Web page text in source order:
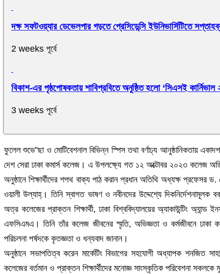
দক্ষ সফটওয়্যার ডেভেলপার গড়তে প্রেসিডেন্সি ইউনিভার্সিটিতে
2 weeks পূর্বে
বিকাশ-এর পৃষ্ঠপোষকতায় শাবিপ্রবিতে অনুষ্ঠিত হলো ‘সিএসই কার্নিভাল
3 weeks পূর্বে
ফুলেল শুভে”ছা ও মোটিবেশনাল বিভিন্ন স্পিস তথা বর্ণাঢ্য আনুষ্ঠানিকতায়
দেশ সেরা ঢাকা কমার্স কলেজ। এ উপলক্ষ্যে গত ১২ অক্টোবর ২০২৩ কলেজ
অনুষ্ঠানে শিক্ষার্থীদের শপথ বাক্য পাঠ করান প্রধান অতিথি অধ্যক্ষ
ওয়ালী উল্যাহ্। তিনি স্বাগত ভাষণ ও নবীনদের উদ্দেশ্যে
অত্র কলেজের প্রাক্তন শিক্ষার্থী, ঢাকা বিশ্ববিদ্যালয়ের অ্যাকাউন্টিং
এফসিএমএ। তিনি তাঁর কলেজ জীবনের স্মৃতি, অভিজ্ঞতা ও কর্মজীবনে ঢাকা
পরিচলনা পর্ষদকে কৃতজ্ঞতা ও ধন্যবাদ জানান।
অনুষ্ঠানে সভাপতিত্ব করেন মার্কেটিং বিভাগের সহযোগী অধ্যাপক শনজিত
কলেজের বর্তমান ও প্রাক্তন শিক্ষার্থীদের মনোজ্ঞ সাংস্কৃতিক পরিবেশনা